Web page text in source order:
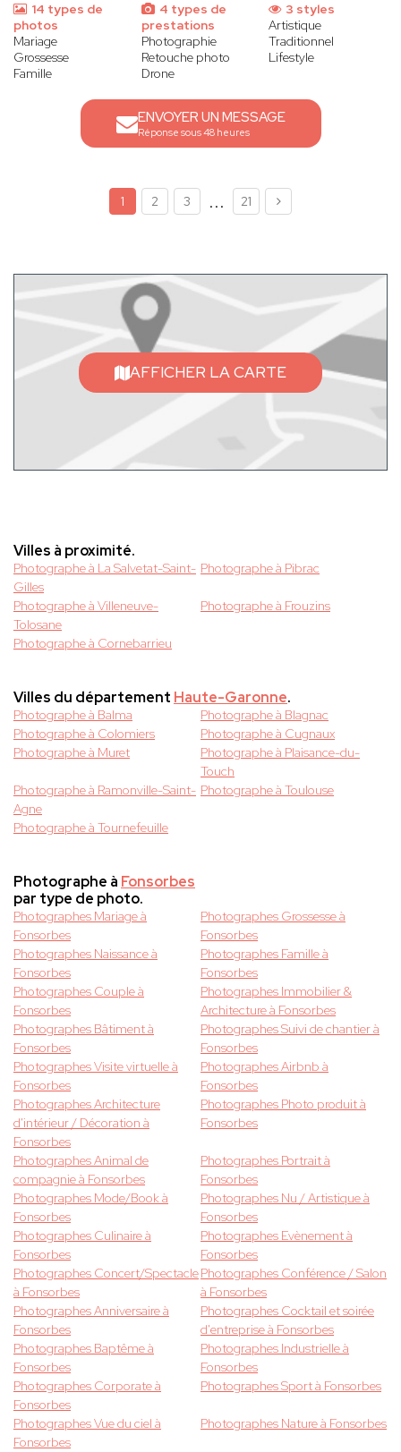
14 types de
photos
Mariage
Grossesse
Famille
4 types de
prestations
Photographie
Retouche photo
Drone
3 styles
Artistique
Traditionnel
Lifestyle
ENVOYER UN MESSAGE
Réponse sous 48 heures
1 2 3 ... 21
AFFICHER LA CARTE
Villes à proximité.
Photographe à La Salvetat-Saint-
Gilles
Photographe à Pibrac
Photographe à Villeneuve-
Tolosane
Photographe à Frouzins
Photographe à Cornebarrieu
Villes du département Haute-Garonne.
Photographe à Balma
Photographe à Blagnac
Photographe à Colomiers
Photographe à Cugnaux
Photographe à Muret
Photographe à Plaisance-du-
Touch
Photographe à Ramonville-Saint-
Agne
Photographe à Toulouse
Photographe à Tournefeuille
Photographe à Fonsorbes
par type de photo.
Photographes Mariage à
Fonsorbes
Photographes Grossesse à
Fonsorbes
Photographes Naissance à
Fonsorbes
Photographes Famille à
Fonsorbes
Photographes Couple à
Fonsorbes
Photographes Immobilier &
Architecture à Fonsorbes
Photographes Bâtiment à
Fonsorbes
Photographes Suivi de chantier à
Fonsorbes
Photographes Visite virtuelle à
Fonsorbes
Photographes Airbnb à
Fonsorbes
Photographes Architecture
d'intérieur / Décoration à
Fonsorbes
Photographes Photo produit à
Fonsorbes
Photographes Animal de
compagnie à Fonsorbes
Photographes Portrait à
Fonsorbes
Photographes Mode/Book à
Fonsorbes
Photographes Nu / Artistique à
Fonsorbes
Photographes Culinaire à
Fonsorbes
Photographes Evènement à
Fonsorbes
Photographes Concert/Spectacle
à Fonsorbes
Photographes Conférence / Salon
à Fonsorbes
Photographes Anniversaire à
Fonsorbes
Photographes Cocktail et soirée
d'entreprise à Fonsorbes
Photographes Baptême à
Fonsorbes
Photographes Industrielle à
Fonsorbes
Photographes Corporate à
Fonsorbes
Photographes Sport à Fonsorbes
Photographes Vue du ciel à
Fonsorbes
Photographes Nature à Fonsorbes